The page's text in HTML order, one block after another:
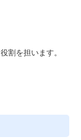
割を担います。